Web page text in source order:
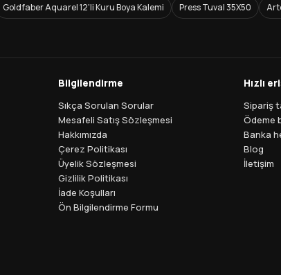
Goldfaber Aquarel 12'li Kuru Boya Kalemi Press Tuval 35X50
Bilgilendirme
Sıkça Sorulan Sorular
Mesafeli Satış Sözleşmesi
Hakkımızda
Çerez Politikası
Üyelik Sözleşmesi
Gizlilik Politikası
İade Koşulları
Ön Bilgilendirme Formu
Hızlı
Sipariş
Ödeme
Banka
Blog
İletişim